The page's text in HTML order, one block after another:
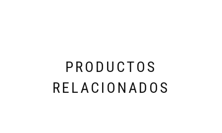
PRODUCTOS
RELACIONADOS